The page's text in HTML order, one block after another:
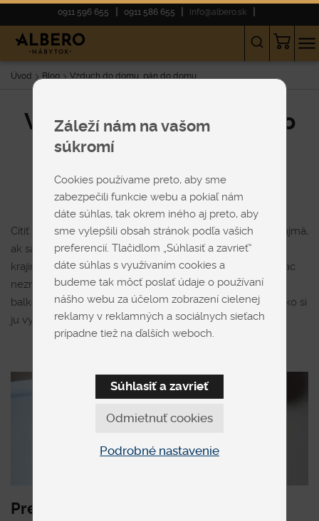
0911 596 655 0911 586 655 info@albero.sk
Úvod Blog Vzduch do domu, pán do domu
Vzduch do domu, pán do
Cítiť sa doma ako na dovolenke nemusí byť vždy fajn. Najmä,
ak sa pobyt doma začne podobať na pobyt v tropickej
krajine. Akurát bez mora. Zato s teplom, ktoré je čoraz viac
neznesiteľnejšie. Ak vás nemá kto oviať aspoň listami z
balkónovej kvetiny, je čas poobzerať sa po klimatizácii. Ako si
ju vybrať? A kam s ňou? Poradíme vám.
Premyslite si miesto a účel
Záleží nám na vašom
súkromí
Cookies používame preto, aby sme
zabezpečili funkcie webu a pokiaľ nám
dáte súhlas, tak okrem iného aj preto, aby
sme vylepšili obsah stránok podľa vašich
preferencií. Tlačidlom „Súhlasiť a zavrieť“
dáte súhlas s využívaním cookies a
budeme tak môcť poslať údaje o používaní
nášho webu za účelom zobrazení cielenej
reklamy v reklamných a sociálnych sieťach
prípadne tiež na ďalších weboch.
Odmietnuť cookies
Súhlasiť a zavrieť
Podrobné nastavenie